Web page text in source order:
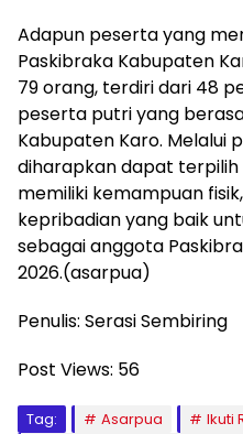
Adapun peserta yang
Paskibraka Kabupaten
79 orang, terdiri dari 48
peserta putri yang
Kabupaten Karo. Melalui
diharapkan dapat
memiliki kemampuan
kepribadian yang baik
sebagai anggota
2026.(asarpua)
Penulis: Serasi Sembiring
Post Views: 56
Tag: Asarpua
Ikuti